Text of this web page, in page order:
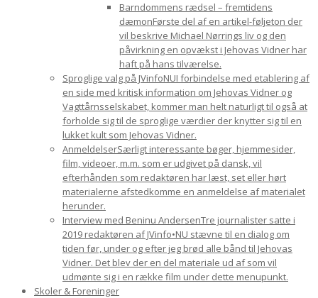
Barndommens rædsel – fremtidens
dæmonFørste del af en artikel-føljeton der
vil beskrive Michael Nørrings liv og den
påvirkning en opvækst i Jehovas Vidner har
haft på hans tilværelse.
Sproglige valg på JVinfoNUI forbindelse med etablering af
en side med kritisk information om Jehovas Vidner og
Vagttårnsselskabet, kommer man helt naturligt til også at
forholde sig til de sproglige værdier der knytter sig til en
lukket kult som Jehovas Vidner.
AnmeldelserSærligt interessante bøger, hjemmesider,
film, videoer, m.m. som er udgivet på dansk, vil
efterhånden som redaktøren har læst, set eller hørt
materialerne afstedkomme en anmeldelse af materialet
herunder.
Interview med Beninu AndersenTre journalister satte i
2019 redaktøren af JVinfo•NU stævne til en dialog om
tiden før, under og efter jeg brød alle bånd til Jehovas
Vidner. Det blev der en del materiale ud af som vil
udmønte sig i en række film under dette menupunkt.
Skoler & Foreninger